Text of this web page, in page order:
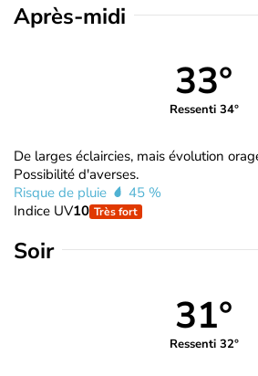
Après-midi
33°
Ressenti 34°
De larges éclaircies, mais évolution
Possibilité d'averses.
Risque de pluie
45 %
Indice UV10 Très fort
Soir
31°
Ressenti 32°